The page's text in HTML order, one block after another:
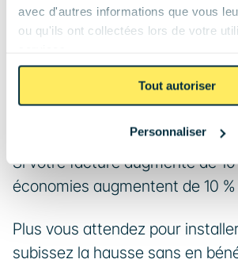
avec d'autres informations que vous
ou qu'ils ont collectées lors de votre
Tout autoriser
Personnaliser
Et contrairement à beaucoup
Si votre facture augmente de 10
économies augmentent de 10 %
Plus vous attendez pour
subissez la hausse sans en